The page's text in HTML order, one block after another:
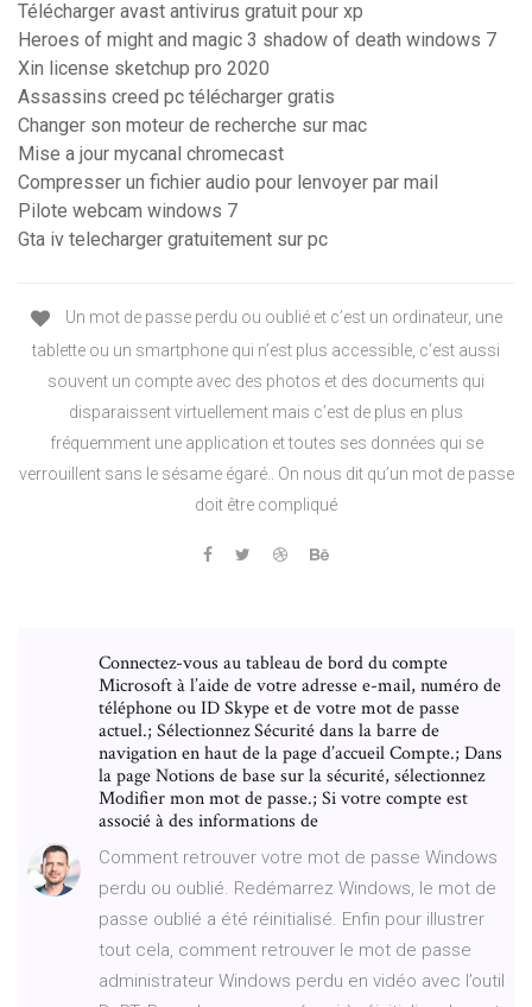
Télécharger avast antivirus gratuit pour xp
Heroes of might and magic 3 shadow of death windows 7
Xin license sketchup pro 2020
Assassins creed pc télécharger gratis
Changer son moteur de recherche sur mac
Mise a jour mycanal chromecast
Compresser un fichier audio pour lenvoyer par mail
Pilote webcam windows 7
Gta iv telecharger gratuitement sur pc
Un mot de passe perdu ou oublié et c’est un ordinateur, une
tablette ou un smartphone qui n’est plus accessible, c’est aussi
souvent un compte avec des photos et des documents qui
disparaissent virtuellement mais c’est de plus en plus
fréquemment une application et toutes ses données qui se
verrouillent sans le sésame égaré.. On nous dit qu’un mot de passe
doit être compliqué
Connectez-vous au tableau de bord du compte
Microsoft à l’aide de votre adresse e-mail, numéro de
téléphone ou ID Skype et de votre mot de passe
actuel.; Sélectionnez Sécurité dans la barre de
navigation en haut de la page d’accueil Compte.; Dans
la page Notions de base sur la sécurité, sélectionnez
Modifier mon mot de passe.; Si votre compte est
associé à des informations de
Comment retrouver votre mot de passe Windows
perdu ou oublié. Redémarrez Windows, le mot de
passe oublié a été réinitialisé. Enfin pour illustrer
tout cela, comment retrouver le mot de passe
administrateur Windows perdu en vidéo avec l’outil